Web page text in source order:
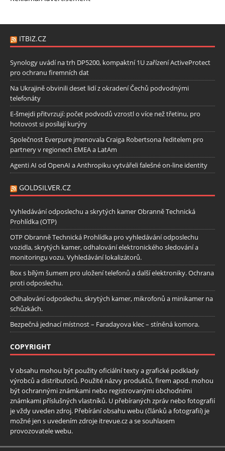
ITBIZ.CZ
Synology uvádí na trh DP5200, kompaktní 1U zařízení ActiveProtect
pro ochranu firemních dat
Na Ukrajině obvinili deset lidí z okradení Čechů podvodnými
telefonáty
E-šmejdi přitvrzují: počet podvodů vzrostl o více než třetinu, pro
hotovost si posílají kurýry
Společnost Everpure jmenovala Craiga Robertsona ředitelem pro
partnery v regionech EMEA a LatAm
Agenti AI od OpenAI a Anthropiku vytvářeli falešné on-line identity
GOLDSILVER.CZ
Vyhledávání odposlechu a skrytých kamer Obranně Technická
Prohlídka (OTP)
OTP Obranně Technická Prohlídka pro vyhledávání odposlechu
vozidla, skrytých kamer, odhalování elektronického sledování a
monitoringu vozu. Vyhledávání lokalizátorů.
Box s bílým šumem pro uložení telefonů a další elektroniky. Ochrana
proti odposlechu.
Odhalování odposlechu, skrytých kamer, mikrofonů a minikamer na
schůzkách.
Bezpečná jednací místnost – Faradayova klec – stíněná komora.
COPYRIGHT
V obsahu mohou být použity oficiální texty a grafické podklady
výrobců a distributorů. Použité názvy produktů, firem apod. mohou
být ochrannými známkami nebo registrovanými obchodními
známkami příslušných vlastníků. U přebíraných zpráv nebo fotografií
je vždy uveden zdroj. Přebírání obsahu webu (článků a fotografií) je
možné jen s uvedením zdroje itrevue.cz a se souhlasem
provozovatele webu.